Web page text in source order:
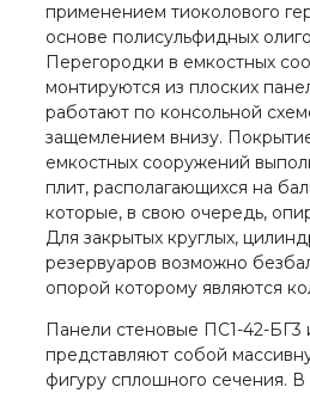
применением тиоколового
основе полисульфидных
Перегородки в емкостных
монтируются из плоских
работают по консольной
защемлением внизу.
емкостных сооружений
плит, располагающихся на
которые, в свою очередь,
Для закрытых круглых,
резервуаров возможно
опорой которому являются
Панели стеновые ПС1-42-БГ3
представляют собой
фигуру сплошного сечения. В